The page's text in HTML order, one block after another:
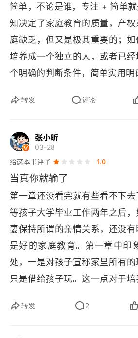
简单，不论是谁，专注 + 简单
知决定了家庭教育的质量，产
庭缺乏，但又是极其重要的；
培养成一个独立的人，或者已
个明确的判断条件，简单实用明
打，因为沟通成本很低。
转发 评论
张小昕
03-28
给这本书评了
1.0
当真你就输了
第一章还没看完就有些看不下
等孩子大学毕业工作两年之后
妻保持所谓的亲情关系，还没
是好的家庭教育。第一章中印
处，一是对孩子宣称家里所有的
只是借给孩子玩。这一点对于
“对书的愿望是可以满足的”，
转发 2